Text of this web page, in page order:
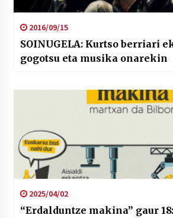
2016/09/15
SOINUGELA: Kurtso berriari
gogotsu eta musika onarekin
2025/04/02
“Erdalduntze makina” gaur